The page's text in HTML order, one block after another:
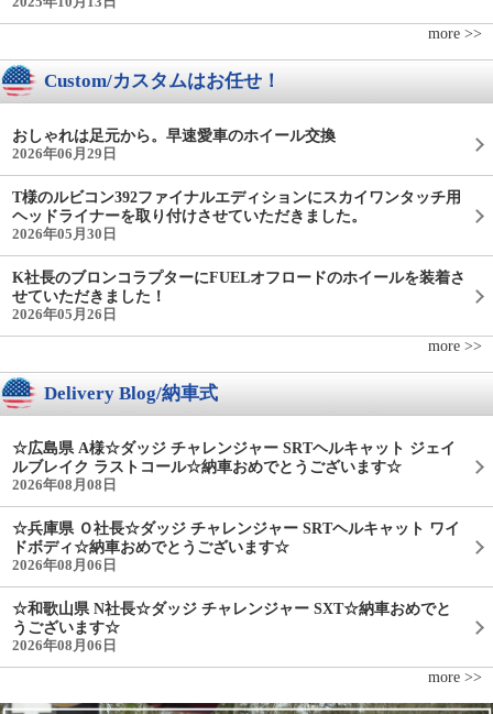
more >>
Custom/カスタムはお任せ！
おしゃれは足元から。早速愛車のホイール交換
2026年06月29日
T様のルビコン392ファイナルエディションにスカイワンタッチ用
ヘッドライナーを取り付けさせていただきました。
2026年05月30日
K社長のブロンコラプターにFUELオフロードのホイールを装着さ
せていただきました！
2026年05月26日
more >>
Delivery Blog/納車式
☆広島県 A様☆ダッジ チャレンジャー SRTヘルキャット ジェイ
ルブレイク ラストコール☆納車おめでとうございます☆
2026年08月08日
☆兵庫県 Ｏ社長☆ダッジ チャレンジャー SRTヘルキャット ワイ
ドボディ☆納車おめでとうございます☆
2026年08月06日
☆和歌山県 N社長☆ダッジ チャレンジャー SXT☆納車おめでと
うございます☆
2026年08月06日
more >>